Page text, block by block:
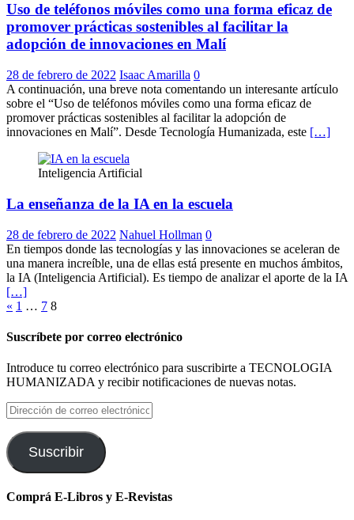
Uso de teléfonos móviles como una forma eficaz de
promover prácticas sostenibles al facilitar la
adopción de innovaciones en Malí
28 de febrero de 2022 Isaac Amarilla 0
A continuación, una breve nota comentando un interesante artículo
sobre el “Uso de teléfonos móviles como una forma eficaz de
promover prácticas sostenibles al facilitar la adopción de
innovaciones en Malí”. Desde Tecnología Humanizada, este […]
Inteligencia Artificial
La enseñanza de la IA en la escuela
28 de febrero de 2022 Nahuel Hollman 0
En tiempos donde las tecnologías y las innovaciones se aceleran de
una manera increíble, una de ellas está presente en muchos ámbitos,
la IA (Inteligencia Artificial). Es tiempo de analizar el aporte de la IA
[…]
Paginación
de
« 1 … 7 8
Suscríbete por correo electrónico
Introduce tu correo electrónico para suscribirte a TECNOLOGIA
HUMANIZADA y recibir notificaciones de nuevas notas.
Dirección
de
correo
electrónico
Suscribir
Comprá E-Libros y E-Revistas